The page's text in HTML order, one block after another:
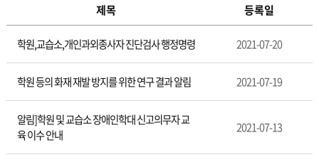
원/
교
제목 등록일
학원,교습소,개인과외종사자 진단검사 행정명령 2021-07-20
학원 등의 화재 재발 방지를 위한 연구 결과 알림 2021-07-19
알림]학원 및 교습소 장애인학대 신고의무자 교
육 이수 안내
2021-07-13